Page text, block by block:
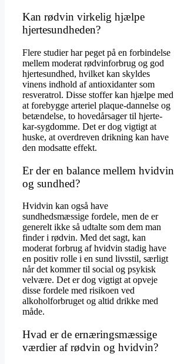
Kan rødvin virkelig hjælpe
hjertesundheden?
Flere studier har peget på en forbindelse
mellem moderat rødvinforbrug og god
hjertesundhed, hvilket kan skyldes
vinens indhold af antioxidanter som
resveratrol. Disse stoffer kan hjælpe med
at forebygge arteriel plaque-dannelse og
betændelse, to hovedårsager til hjerte-
kar-sygdomme. Det er dog vigtigt at
huske, at overdreven drikning kan have
den modsatte effekt.
Er der en balance mellem hvidvin
og sundhed?
Hvidvin kan også have
sundhedsmæssige fordele, men de er
generelt ikke så udtalte som dem man
finder i rødvin. Med det sagt, kan
moderat forbrug af hvidvin stadig have
en positiv rolle i en sund livsstil, særligt
når det kommer til social og psykisk
velvære. Det er dog vigtigt at opveje
disse fordele med risikoen ved
alkoholforbruget og altid drikke med
måde.
Hvad er de ernæringsmæssige
værdier af rødvin og hvidvin?